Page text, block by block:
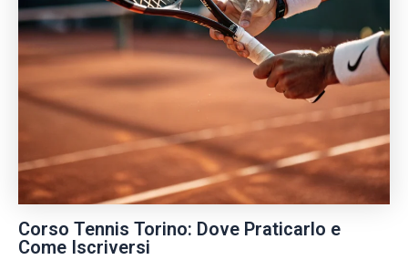
Corso Tennis Torino: Dove Praticarlo e
Come Iscriversi